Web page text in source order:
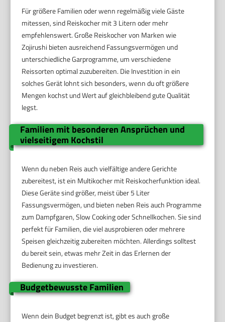
Für größere Familien oder wenn regelmäßig viele Gäste
mitessen, sind Reiskocher mit 3 Litern oder mehr
empfehlenswert. Große Reiskocher von Marken wie
Zojirushi bieten ausreichend Fassungsvermögen und
unterschiedliche Garprogramme, um verschiedene
Reissorten optimal zuzubereiten. Die Investition in ein
solches Gerät lohnt sich besonders, wenn du oft größere
Mengen kochst und Wert auf gleichbleibend gute Qualität
legst.
Familien mit besonderen Ansprüchen und
vielseitigem Kochstil
Wenn du neben Reis auch vielfältige andere Gerichte
zubereitest, ist ein Multikocher mit Reiskocherfunktion ideal.
Diese Geräte sind größer, meist über 5 Liter
Fassungsvermögen, und bieten neben Reis auch Programme
zum Dampfgaren, Slow Cooking oder Schnellkochen. Sie sind
perfekt für Familien, die viel ausprobieren oder mehrere
Speisen gleichzeitig zubereiten möchten. Allerdings solltest
du bereit sein, etwas mehr Zeit in das Erlernen der
Bedienung zu investieren.
Budgetbewusste Familien
Wenn dein Budget begrenzt ist, gibt es auch große